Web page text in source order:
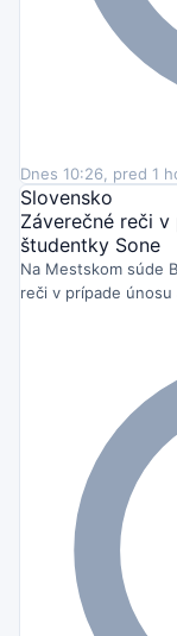
Dnes 10:26, pred 1
Slovensko
Záverečné reči
študentky Sone
Na Mestskom súde
reči v prípade